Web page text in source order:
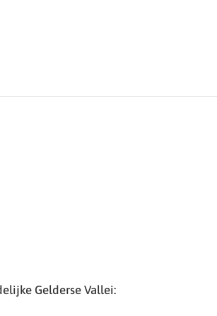
Gelderse Vallei: